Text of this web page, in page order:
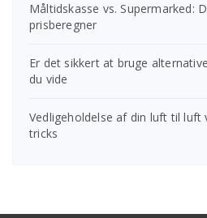
Måltidskasse vs. Supermarked:
prisberegner
Er det sikkert at bruge
du vide
Vedligeholdelse af din luft til luft
tricks